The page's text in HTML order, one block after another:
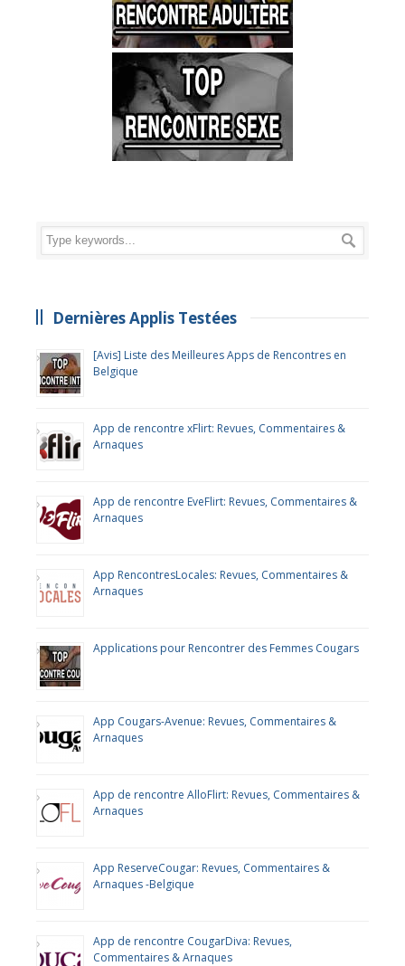
Dernières Applis Testées
[Avis] Liste des Meilleures Apps de Rencontres en
Belgique
App de rencontre xFlirt: Revues, Commentaires &
Arnaques
App de rencontre EveFlirt: Revues, Commentaires &
Arnaques
App RencontresLocales: Revues, Commentaires &
Arnaques
Applications pour Rencontrer des Femmes Cougars
App Cougars-Avenue: Revues, Commentaires &
Arnaques
App de rencontre AlloFlirt: Revues, Commentaires &
Arnaques
App ReserveCougar: Revues, Commentaires &
Arnaques -Belgique
App de rencontre CougarDiva: Revues,
Commentaires & Arnaques